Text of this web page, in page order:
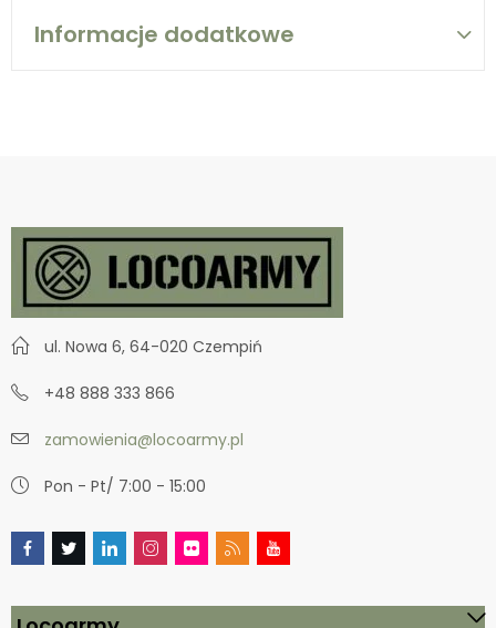
Informacje dodatkowe
ul. Nowa 6, 64-020 Czempiń
+48 888 333 866
zamowienia@locoarmy.pl
Pon - Pt/ 7:00 - 15:00